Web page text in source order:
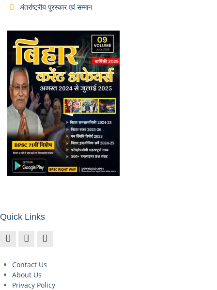
अंतर्राष्ट्रीय पुरस्कार एवं सम्मान
Quick Links
Contact Us
About Us
Privacy Policy